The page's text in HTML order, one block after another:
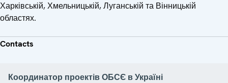
Харківській, Хмельницькій, Луганській та Вінницькій
областях.
Contacts
Координатор проектів ОБСЄ в Україні